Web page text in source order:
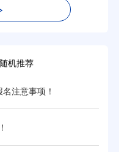
随机推荐
注意事项！